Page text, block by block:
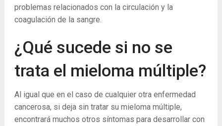
problemas relacionados con la circulación y la
coagulación de la sangre.
¿Qué sucede si no se
trata el mieloma múltiple?
Al igual que en el caso de cualquier otra enfermedad
cancerosa, si deja sin tratar su mieloma múltiple,
encontrará muchos otros síntomas para desarrollar con